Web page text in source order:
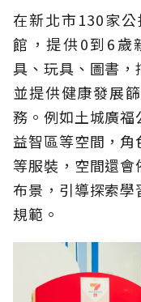
在新北市130家
館，提供0到6歲
具、玩具、圖書，
並提供健康發展
務。例如土城廣福
益智區等空間，
等服裝，空間還
布景，引導探索
規範。